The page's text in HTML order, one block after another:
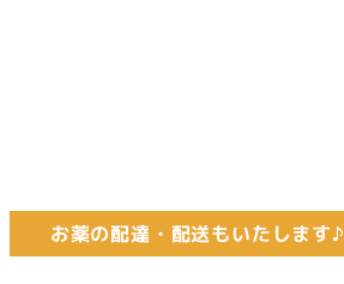
お薬の配達・配送もいたします♪